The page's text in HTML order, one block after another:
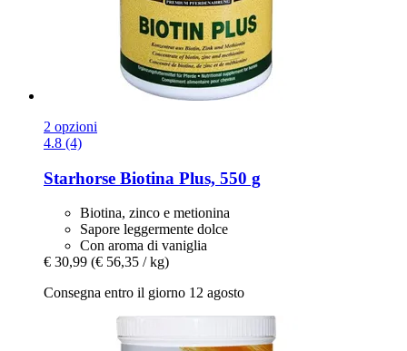
2 opzioni
4.8 (4)
Starhorse Biotina Plus, 550 g
Biotina, zinco e metionina
Sapore leggermente dolce
Con aroma di vaniglia
€ 30,99 (€ 56,35 / kg)
Consegna entro il giorno 12 agosto